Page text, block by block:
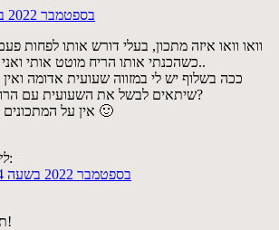
10 בספטמבר 2022 בשעה 09:07
וואו וואו איזה מתכון, בעלי דורש אותו לפחות
כשהכנתי אותו הריח מוטט אותי ואני צמחונית בהריון..
ככה בשלוף יש לי במזווה שעועית אדומה
שיתאים לבשל את השעועית עם הרוטב ולהגיש ככה?
אין על המתכונים המדהימים שלך 🙂
הגיב:
10 בספטמבר 2022 בשעה 15:44
תודה רבה!